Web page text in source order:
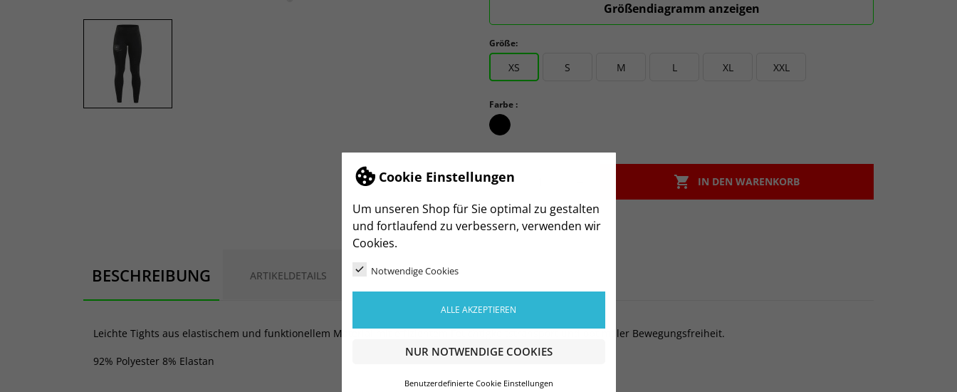
Cookie Einstellungen
Um unseren Shop für Sie optimal zu gestalten
und fortlaufend zu verbessern, verwenden wir
Cookies.
Notwendige Cookies
ALLE AKZEPTIEREN
NUR NOTWENDIGE COOKIES
Benutzerdefinierte Cookie Einstellungen
Größendiagramm anzeigen
Größe:
XS S M L XL XXL
Farbe :
schwarz_schwarz
-  IN DEN WARENKORB
BESCHREIBUNG ARTIKELDETAILS
Leichte Tights aus elastischem und funktionellem Material mit effizientem Feuchtigkeitstransport und optimaler Bewegungsfreiheit.
92% Polyester 8% Elastan